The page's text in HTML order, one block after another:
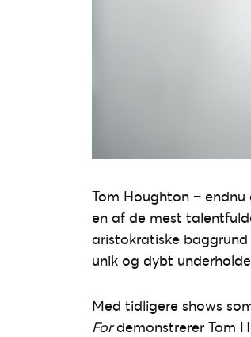
Tom Houghton –
en af de mest
aristokratiske
unik og dybt
Med tidligere shows
Fordemonstrerer Tom